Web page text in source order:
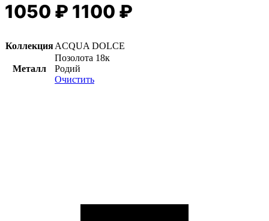
1050 ₽ 1100 ₽
КоллекцияACQUA DOLCE
Металл
Позолота 18к
Родий
Очистить